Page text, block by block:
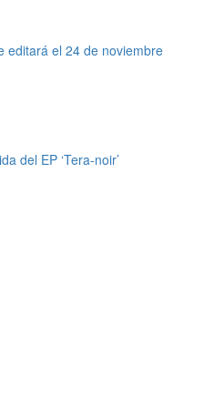
editará el 24 de noviembre
del EP ‘Tera-noir’